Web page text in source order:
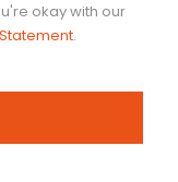
okay with our
.